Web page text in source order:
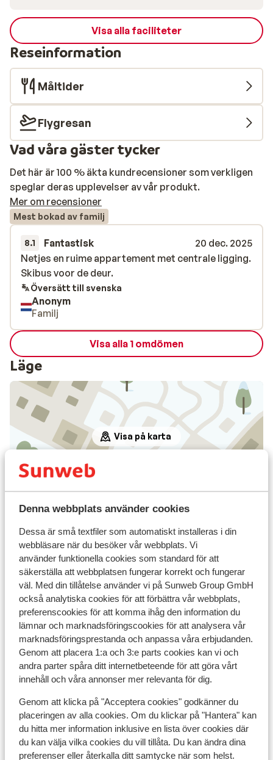
Denna webbplats använder cookies
Dessa är små textfiler som automatiskt installeras i din
webbläsare när du besöker vår webbplats. Vi
använder funktionella cookies som standard för att
säkerställa att webbplatsen fungerar korrekt och fungerar
väl. Med din tillåtelse använder vi på Sunweb Group GmbH
också analytiska cookies för att förbättra vår webbplats,
preferenscookies för att komma ihåg den information du
lämnar och marknadsföringscookies för att analysera vår
marknadsföringsprestanda och anpassa våra erbjudanden.
Genom att placera 1:a och 3:e parts cookies kan vi och
andra parter spåra ditt internetbeteende för att göra vårt
innehåll och våra annonser mer relevanta för dig.
Genom att klicka på "Acceptera cookies" godkänner du
placeringen av alla cookies. Om du klickar på "Hantera" kan
du hitta mer information inklusive en lista över cookies där
du kan välja vilka cookies du vill tillåta. Du kan ändra dina
preferenser eller återkalla ditt samtycke när som helst.
Visa alla faciliteter
Reseinformation
Måltider
Flygresan
Vad våra gäster tycker
Det här är 100 % äkta kundrecensioner som verkligen
speglar deras upplevelser av vår produkt.
Mer om recensioner
Mest bokad av familj
8.1 Fantastisk
20 dec. 2025
Netjes en ruime appartement met centrale ligging.
Skibus voor de deur.
Netjes en ruime appartement met centrale ligging.
Skibus voor de deur.
Översätt till svenska
Anonym
Familj
Visa alla 1 omdömen
Läge
Visa på karta
I området
Avstånd till skidbuss ca 20 m
Avstånd till skidlift spieljochbahn är ca 1,2 km
Närmaste butiker ca 50 m
Närmaste restaurang ca 50 m
Liftkort/Utrustning/Skidskola
Liftkort
Skidskola
Utrustning